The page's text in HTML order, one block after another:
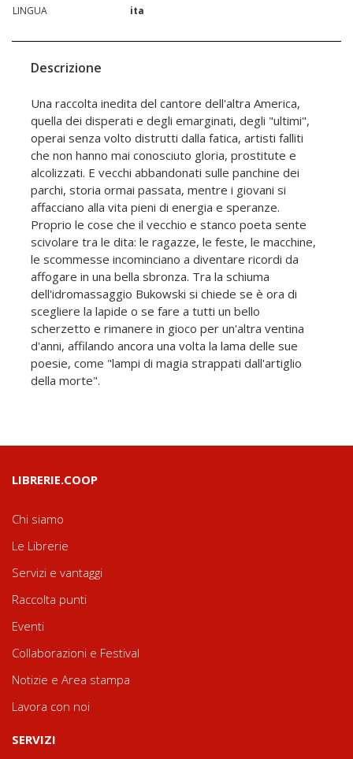
LINGUA
ita
Descrizione
Una raccolta inedita del cantore dell'altra America,
quella dei disperati e degli emarginati, degli "ultimi",
operai senza volto distrutti dalla fatica, artisti falliti
che non hanno mai conosciuto gloria, prostitute e
alcolizzati. E vecchi abbandonati sulle panchine dei
parchi, storia ormai passata, mentre i giovani si
affacciano alla vita pieni di energia e speranze.
Proprio le cose che il vecchio e stanco poeta sente
scivolare tra le dita: le ragazze, le feste, le macchine,
le scommesse incominciano a diventare ricordi da
affogare in una bella sbronza. Tra la schiuma
dell'idromassaggio Bukowski si chiede se è ora di
scegliere la lapide o se fare a tutti un bello
scherzetto e rimanere in gioco per un'altra ventina
d'anni, affilando ancora una volta la lama delle sue
poesie, come "lampi di magia strappati dall'artiglio
della morte".
LIBRERIE.COOP
Chi siamo
Le Librerie
Servizi e vantaggi
Raccolta punti
Eventi
Collaborazioni e Festival
Notizie e Area stampa
Lavora con noi
SERVIZI